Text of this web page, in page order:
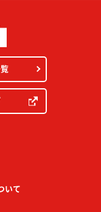
いて